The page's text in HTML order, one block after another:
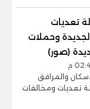
تعديات
وحملات
والمرافق
تعديات ومخالفات